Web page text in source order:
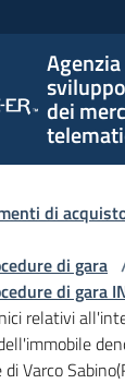
sviluppo
dei
di
di gara
di gara
relativi
Varco